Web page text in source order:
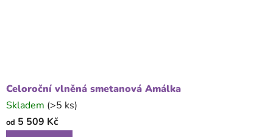
Celoroční vlněná smetanová Amálka
Skladem (>5 ks)
od 5 509 Kč